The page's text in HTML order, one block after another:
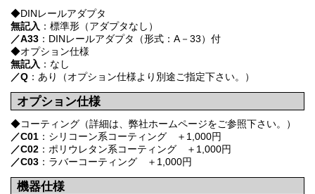
◆DINレールアダプタ
無記入 ：標準形（アダプタなし）
／A33 ：DINレールアダプタ（形式：A－33）付
◆オプション仕様
無記入 ：なし
／Q ：あり（オプション仕様より別途ご指定下さい。）
オプション仕様
◆コーティング（詳細は、弊社ホームページをご参照下さい。）
／C01 ：シリコーン系コーティング ＋1,000円
／C02 ：ポリウレタン系コーティング ＋1,000円
／C03 ：ラバーコーティング ＋1,000円
機器仕様